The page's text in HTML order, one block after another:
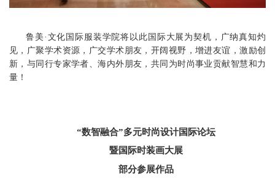
鲁美·文化国际服装学院将以此国际大展为契机，广纳真知灼
见，广聚学术资源，广交学术朋友，开阔视野，增进友谊，激励创
新，与同行专家学者、海内外朋友，共同为时尚事业贡献智慧和力
量！
“数智融合”多元时尚设计国际论坛
暨国际时装画大展
部分参展作品